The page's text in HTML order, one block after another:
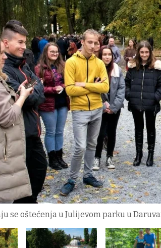
se oštećenja u Julijevom parku u